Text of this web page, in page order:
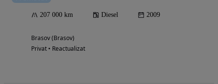
207 000 km Diesel 2009
Brasov (Brasov)
Privat • Reactualizat